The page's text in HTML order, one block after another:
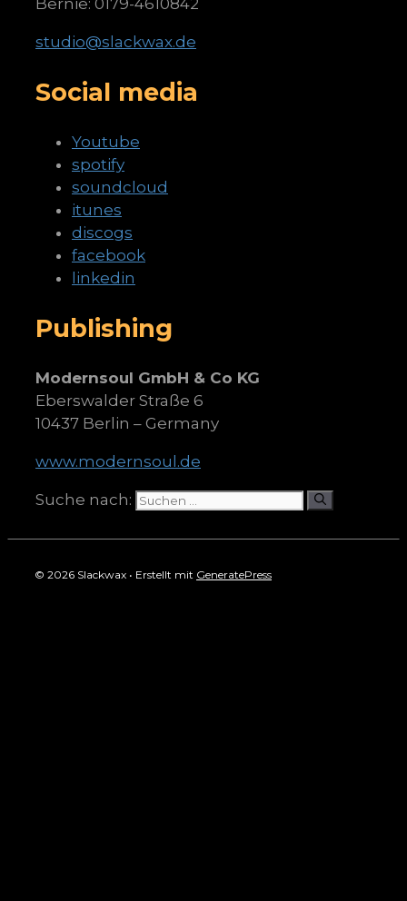
Bernie: 0179-4610842
studio@slackwax.de
Social media
Youtube
spotify
soundcloud
itunes
discogs
facebook
linkedin
Publishing
Modernsoul GmbH & Co KG
Eberswalder Straße 6
10437 Berlin – Germany
www.modernsoul.de
Suche nach:
© 2026 Slackwax • Erstellt mit GeneratePress